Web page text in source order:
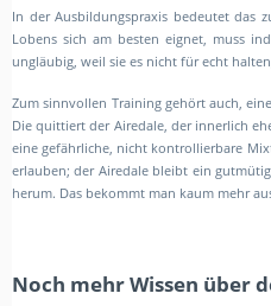
In der Ausbildungspraxis bedeutet das
Lobens sich am besten eignet, muss
ungläubig, weil sie es nicht für echt
Zum sinnvollen Training gehört auch,
Die quittiert der Airedale, der innerlich
eine gefährliche, nicht kontrollierbare
erlauben; der Airedale bleibt ein
herum. Das bekommt man kaum mehr
Noch mehr Wissen über